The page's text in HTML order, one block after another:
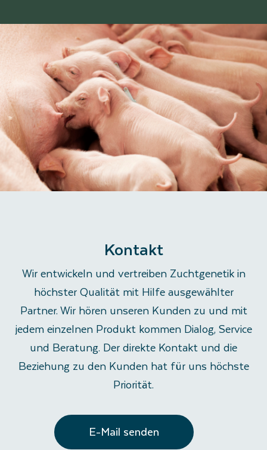
Kontakt
Wir entwickeln und vertreiben Zuchtgenetik in
höchster Qualität mit Hilfe ausgewählter
Partner. Wir hören unseren Kunden zu und mit
jedem einzelnen Produkt kommen Dialog, Service
und Beratung. Der direkte Kontakt und die
Beziehung zu den Kunden hat für uns höchste
Priorität.
E-Mail senden